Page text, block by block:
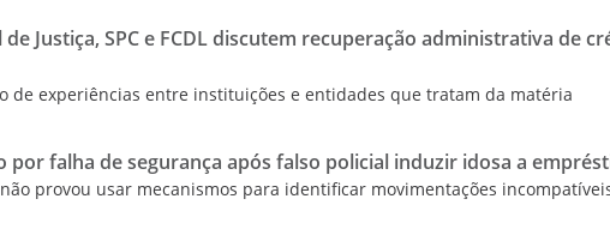
Justiça, SPC e FCDL discutem recuperação administrativa de
de experiências entre instituições e entidades que tratam da matéria
por falha de segurança após falso policial induzir idosa a
provou usar mecanismos para identificar movimentações